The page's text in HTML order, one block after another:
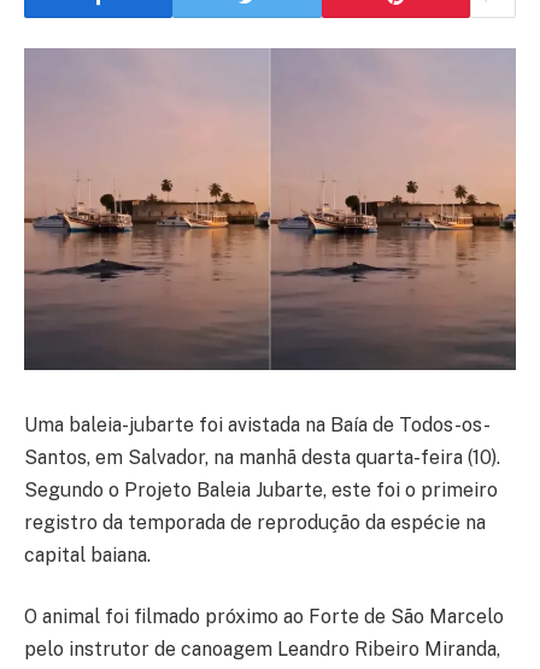
Uma baleia-jubarte foi avistada na Baía de Todos-os-
Santos, em Salvador, na manhã desta quarta-feira (10).
Segundo o Projeto Baleia Jubarte, este foi o primeiro
registro da temporada de reprodução da espécie na
capital baiana.
O animal foi filmado próximo ao Forte de São Marcelo
pelo instrutor de canoagem Leandro Ribeiro Miranda,